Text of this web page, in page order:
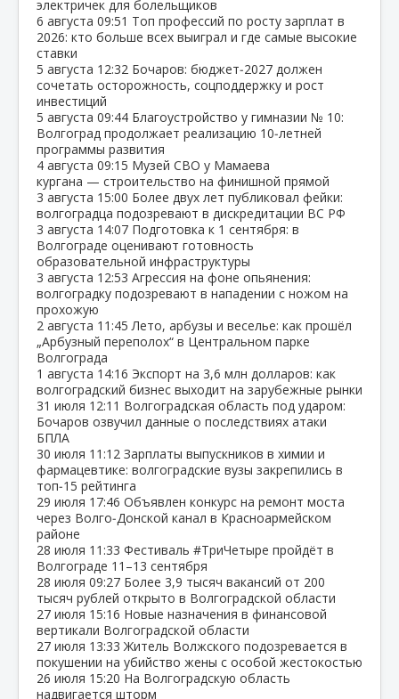
электричек для болельщиков
6 августа 09:51 Топ профессий по росту зарплат в
2026: кто больше всех выиграл и где самые высокие
ставки
5 августа 12:32 Бочаров: бюджет‑2027 должен
сочетать осторожность, соцподдержку и рост
инвестиций
5 августа 09:44 Благоустройство у гимназии № 10:
Волгоград продолжает реализацию 10‑летней
программы развития
4 августа 09:15 Музей СВО у Мамаева
кургана — строительство на финишной прямой
3 августа 15:00 Более двух лет публиковал фейки:
волгоградца подозревают в дискредитации ВС РФ
3 августа 14:07 Подготовка к 1 сентября: в
Волгограде оценивают готовность
образовательной инфраструктуры
3 августа 12:53 Агрессия на фоне опьянения:
волгоградку подозревают в нападении с ножом на
прохожую
2 августа 11:45Лето, арбузы и веселье: как прошёл
„Арбузный переполох“ в Центральном парке
Волгограда
1 августа 14:16 Экспорт на 3,6 млн долларов: как
волгоградский бизнес выходит на зарубежные рынки
31 июля 12:11 Волгоградская область под ударом:
Бочаров озвучил данные о последствиях атаки
БПЛА
30 июля 11:12 Зарплаты выпускников в химии и
фармацевтике: волгоградские вузы закрепились в
топ‑15 рейтинга
29 июля 17:46 Объявлен конкурс на ремонт моста
через Волго‑Донской канал в Красноармейском
районе
28 июля 11:33 Фестиваль #ТриЧетыре пройдёт в
Волгограде 11–13 сентября
28 июля 09:27 Более 3,9 тысяч вакансий от 200
тысяч рублей открыто в Волгоградской области
27 июля 15:16 Новые назначения в финансовой
вертикали Волгоградской области
27 июля 13:33Житель Волжского подозревается в
покушении на убийство жены с особой жестокостью
26 июля 15:20 На Волгоградскую область
надвигается шторм